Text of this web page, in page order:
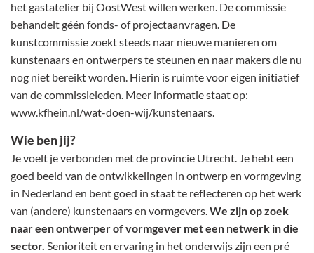
het gastatelier bij OostWest willen werken. De commissie
behandelt géén fonds- of projectaanvragen. De
kunstcommissie zoekt steeds naar nieuwe manieren om
kunstenaars en ontwerpers te steunen en naar makers die nu
nog niet bereikt worden. Hierin is ruimte voor eigen initiatief
van de commissieleden. Meer informatie staat op:
www.kfhein.nl/wat-doen-wij/kunstenaars.
Wie ben jij?
Je voelt je verbonden met de provincie Utrecht. Je hebt een
goed beeld van de ontwikkelingen in ontwerp en vormgeving
in Nederland en bent goed in staat te reflecteren op het werk
van (andere) kunstenaars en vormgevers.We zijn op zoek
naar een ontwerper of vormgever met een netwerk in die
sector. Senioriteit en ervaring in het onderwijs zijn een pré